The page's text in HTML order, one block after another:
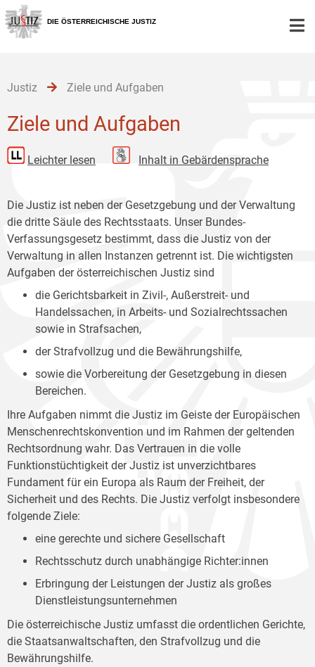
Zur
Hauptnavigation
[1]
Zum
Inhalt
[2]
Zum
Untermenü
[3]
DIE ÖSTERREICHISCHE JUSTIZ
Justiz Ziele und Aufgaben
Ziele und Aufgaben
Leichter lesen Inhalt in Gebärdensprache
Die Justiz ist neben der Gesetzgebung und der Verwaltung
die dritte Säule des Rechtsstaats. Unser Bundes-
Verfassungsgesetz bestimmt, dass die Justiz von der
Verwaltung in allen Instanzen getrennt ist. Die wichtigsten
Aufgaben der österreichischen Justiz sind
die Gerichtsbarkeit in Zivil-, Außerstreit- und
Handelssachen, in Arbeits- und Sozialrechtssachen
sowie in Strafsachen,
der Strafvollzug und die Bewährungshilfe,
sowie die Vorbereitung der Gesetzgebung in diesen
Bereichen.
Ihre Aufgaben nimmt die Justiz im Geiste der Europäischen
Menschenrechtskonvention und im Rahmen der geltenden
Rechtsordnung wahr. Das Vertrauen in die volle
Funktionstüchtigkeit der Justiz ist unverzichtbares
Fundament für ein Europa als Raum der Freiheit, der
Sicherheit und des Rechts. Die Justiz verfolgt insbesondere
folgende Ziele:
eine gerechte und sichere Gesellschaft
Rechtsschutz durch unabhängige Richter:innen
Erbringung der Leistungen der Justiz als großes
Dienstleistungsunternehmen
Die österreichische Justiz umfasst die ordentlichen Gerichte,
die Staatsanwaltschaften, den Strafvollzug und die
Bewährungshilfe.